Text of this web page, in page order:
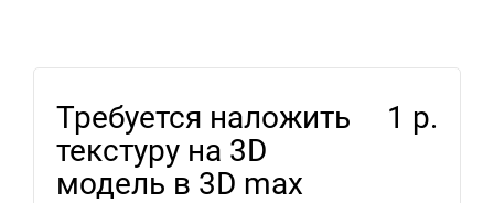
Требуется наложить
текстуру на 3D
модель в 3D max
1 р.